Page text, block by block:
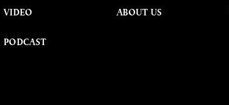
VIDEO
PODCAST
ABOUT US